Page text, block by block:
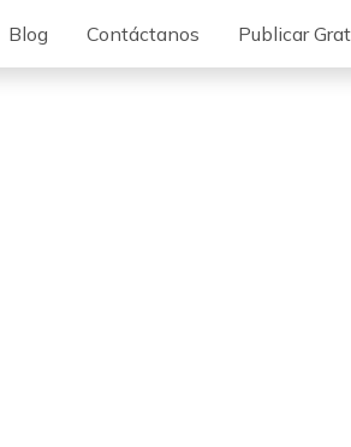
Blog Contáctanos Publicar